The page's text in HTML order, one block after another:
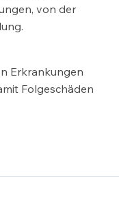
von der
Erkrankungen
Folgeschäden